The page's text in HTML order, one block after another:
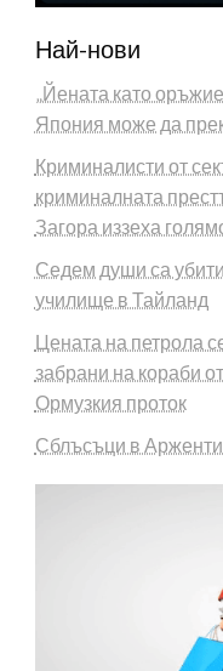
Най-нови
„Йената като
Япония може да
Криминалисти от
криминалната
Загора иззеха
Седем души са
училище в Тайланд
Цената на петрола
забрани на кораби
Ормузкия проток
Сблъсъци в